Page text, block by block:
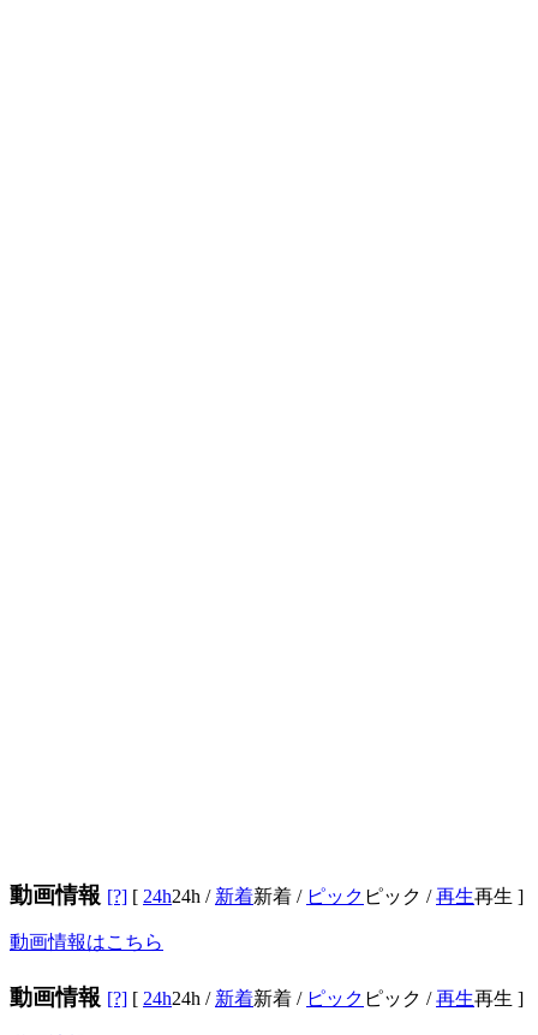
動画情報 [?] [ 24h24h / 新着新着 / ピック ピック /再生再生 ]
動画情報はこちら
動画情報 [?] [ 24h24h / 新着新着 / ピック ピック /再生再生 ]